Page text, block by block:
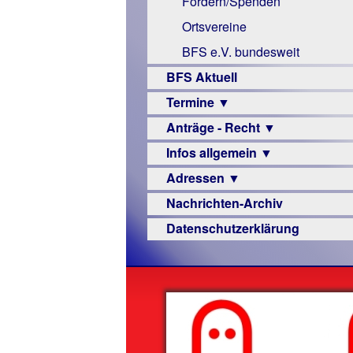
Links
Ortsvereine
BFS e.V. bundesweit
BFS Aktuell
Termine ▼
Veranstaltungsprogramme
Anträge - Recht ▼
Archiv
Urteile
Infos allgemein ▼
Sehbehinderung
Frühförderung
Schule
–
Beruf
Senioren
Hilfsmittel
Adressen ▼
Augenoptiker
Berufsbildungswerke
Hörbüchereien
Reha-
Nachrichten-Archiv
Datenschutzerklärung